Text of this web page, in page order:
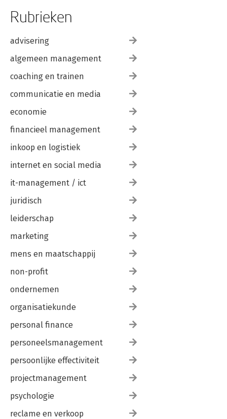
Rubrieken
advisering
algemeen management
coaching en trainen
communicatie en media
economie
financieel management
inkoop en logistiek
internet en social media
it-management / ict
juridisch
leiderschap
marketing
mens en maatschappij
non-profit
ondernemen
organisatiekunde
personal finance
personeelsmanagement
persoonlijke effectiviteit
projectmanagement
psychologie
reclame en verkoop